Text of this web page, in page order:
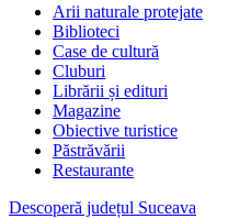
Arii naturale protejate
Biblioteci
Case de cultură
Cluburi
Librării și edituri
Magazine
Obiective turistice
Păstrăvării
Restaurante
Descoperă județul Suceava